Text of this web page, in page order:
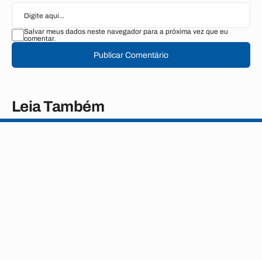
Salvar meus dados neste navegador para a próxima vez que eu
comentar.
Publicar Comentário
Leia Também